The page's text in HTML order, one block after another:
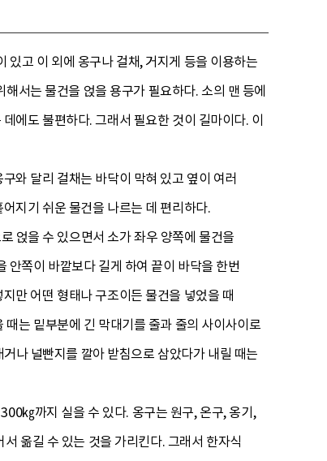
있고 이 외에 옹구나 걸채, 거지게 등을 이용하는
서는 물건을 얹을 용구가 필요하다. 소의 맨 등에
에도 불편하다. 그래서 필요한 것이 길마이다. 이
와 달리 걸채는 바닥이 막혀 있고 옆이 여러
지기 쉬운 물건을 나르는 데 편리하다.
얹을 수 있으면서 소가 좌우 양쪽에 물건을
안쪽이 바깥보다 길게 하여 끝이 바닥을 한번
만 어떤 형태나 구조이든 물건을 넣었을 때
는 밑부분에 긴 막대기를 줄과 줄의 사이사이로
나 널빤지를 깔아 받침으로 삼았다가 내릴 때는
㎏까지 실을 수 있다. 옹구는 원구, 온구, 옹기,
옮길 수 있는 것을 가리킨다. 그래서 한자식